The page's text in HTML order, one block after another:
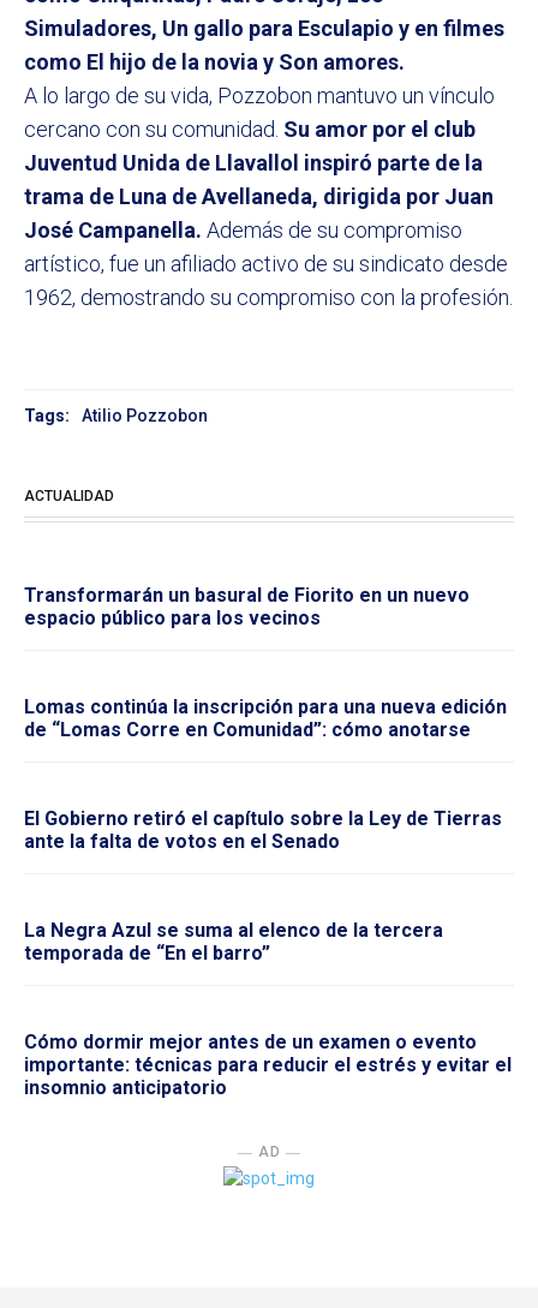
Simuladores, Un gallo para Esculapio y en filmes
como El hijo de la novia y Son amores.
A lo largo de su vida, Pozzobon mantuvo un vínculo
cercano con su comunidad. Su amor por el club
Juventud Unida de Llavallol inspiró parte de la
trama de Luna de Avellaneda, dirigida por Juan
José Campanella. Además de su compromiso
artístico, fue un afiliado activo de su sindicato desde
1962, demostrando su compromiso con la profesión.
Tags: Atilio Pozzobon
ACTUALIDAD
Transformarán un basural de Fiorito en un nuevo
espacio público para los vecinos
Lomas continúa la inscripción para una nueva edición
de “Lomas Corre en Comunidad”: cómo anotarse
El Gobierno retiró el capítulo sobre la Ley de Tierras
ante la falta de votos en el Senado
La Negra Azul se suma al elenco de la tercera
temporada de “En el barro”
Cómo dormir mejor antes de un examen o evento
importante: técnicas para reducir el estrés y evitar el
insomnio anticipatorio
― AD ―